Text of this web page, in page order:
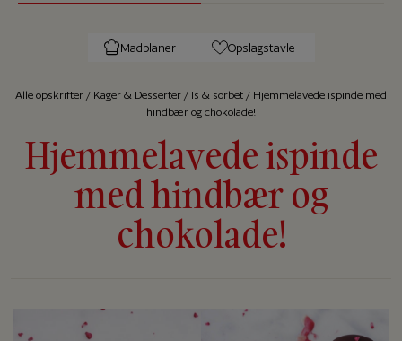
Madplaner Opslagstavle
Alle op­skrif­ter / Kager & Desserter / Is & sorbet / Hjemmelavede ispinde med
hindbær og chokolade!
Hjemmelavede ispinde
med hindbær og
chokolade!